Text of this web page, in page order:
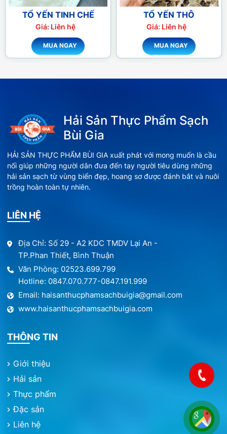
TỔ YẾN TINH CHẾ
Giá: Liên hệ
MUA NGAY
TỔ YẾN THÔ
Giá: Liên hệ
MUA NGAY
Hải Sản Thực Phẩm Sạch
Bùi Gia
HẢI SẢN THỰC PHẨM BÙI GIA xuất phát với mong muốn là cầu
nối giúp những người dân đưa đến tay người tiêu dùng những
hải sản sạch từ vùng biển đẹp, hoang sơ được đánh bắt và nuôi
trồng hoàn toàn tự nhiên.
LIÊN HỆ
Địa Chỉ: Số 29 - A2 KDC TMDV Lại An -
TP.Phan Thiết, Bình Thuận
Văn Phòng: 02523.699.799
Hotline: 0847.070.777-0847.191.999
Email: haisanthucphamsachbuigia@gmail.com
www.haisanthucphamsachbuigia.com
THÔNG TIN
Giới thiệu
Hải sản
Thực phẩm
Đặc sản
Liên hệ